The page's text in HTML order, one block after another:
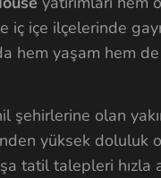
iç içe ilçelerinde
hem yaşam hem
şehirlerine olan
yüksek doluluk
tatil talepleri hızla